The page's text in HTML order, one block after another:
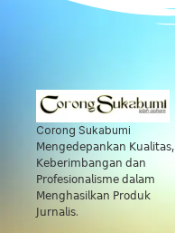
Corong Sukabumi
𝖬𝖾𝗇𝗀𝖾𝖽𝖾𝗉𝖺𝗇𝗄𝖺𝗇 𝖪𝗎𝖺𝗅𝗂𝗍𝖺𝗌,
𝖪𝖾𝖻𝖾𝗋𝗂𝗆𝖻𝖺𝗇𝗀𝖺𝗇 𝖽𝖺𝗇
𝖯𝗋𝗈𝖿𝖾𝗌𝗂𝗈𝗇𝖺𝗅𝗂𝗌𝗆𝖾 𝖽𝖺𝗅𝖺𝗆
𝖬𝖾𝗇𝗀𝗁𝖺𝗌𝗂𝗅𝗄𝖺𝗇 𝖯𝗋𝗈𝖽𝗎𝗄
𝖩𝗎𝗋𝗇𝖺𝗅𝗂𝗌.